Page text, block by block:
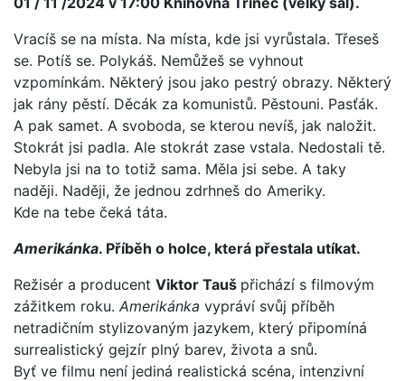
Vracíš se na místa. Na místa, kde jsi vyrůstala. Třeseš
se. Potíš se. Polykáš. Nemůžeš se vyhnout
vzpomínkám. Některý jsou jako pestrý obrazy. Některý
jak rány pěstí. Děcák za komunistů. Pěstouni. Pasťák.
A pak samet. A svoboda, se kterou nevíš, jak naložit.
Stokrát jsi padla. Ale stokrát zase vstala. Nedostali tě.
Nebyla jsi na to totiž sama. Měla jsi sebe. A taky
naději. Naději, že jednou zdrhneš do Ameriky.
Kde na tebe čeká táta.
Amerikánka. Příběh o holce, která přestala utíkat.
Režisér a producent Viktor Tauš přichází s filmovým
zážitkem roku. Amerikánka vypráví svůj příběh
netradičním stylizovaným jazykem, který připomíná
surrealistický gejzír plný barev, života a snů.
Byť ve filmu není jediná realistická scéna, intenzivní